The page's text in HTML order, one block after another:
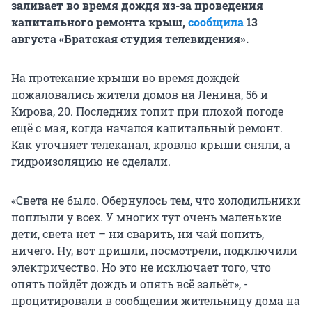
заливает во время дождя из-за проведения
капитального ремонта крыш,сообщила13
августа «Братская студия телевидения».
На протекание крыши во время дождей
пожаловались жители домов на Ленина, 56 и
Кирова, 20. Последних топит при плохой погоде
ещё с мая, когда начался капитальный ремонт.
Как уточняет телеканал, кровлю крыши сняли, а
гидроизоляцию не сделали.
«Света не было. Обернулось тем, что холодильники
поплыли у всех. У многих тут очень маленькие
дети, света нет – ни сварить, ни чай попить,
ничего. Ну, вот пришли, посмотрели, подключили
электричество. Но это не исключает того, что
опять пойдёт дождь и опять всё зальёт», -
процитировали в сообщении жительницу дома на